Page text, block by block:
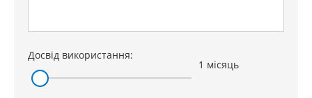
Досвід використання:
1 місяць